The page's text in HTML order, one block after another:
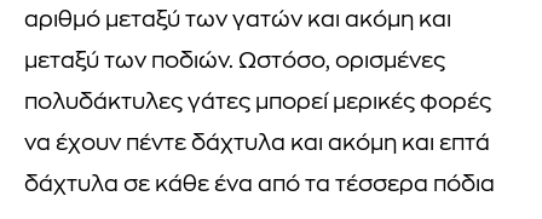
αριθμό μεταξύ των γατών και ακόμη και
μεταξύ των ποδιών. Ωστόσο, ορισμένες
πολυδάκτυλες γάτες μπορεί μερικές φορές
να έχουν πέντε δάχτυλα και ακόμη και επτά
δάχτυλα σε κάθε ένα από τα τέσσερα πόδια